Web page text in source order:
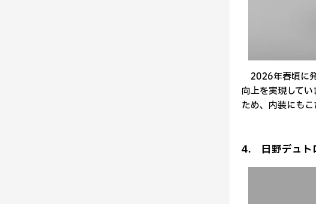
2026年春頃に
向上を実現して
ため、内装にも
4. 日野デュト